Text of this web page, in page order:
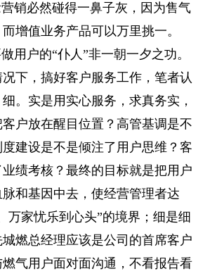
销必然碰得一鼻子灰，因为售气
增值业务产品可以万里挑一。
用户的“仆人”非一朝一夕之功。
下，搞好客户服务工作，笔者认
。实是用实心服务，求真务实，
户放在醒目位置？高管基调是不
建设是不是倾注了用户思维？客
绩考核？最终的目标就是把用户
和基因中去，使经营管理者达
万家忧乐到心头”的境界；细是细
燃总经理应该是公司的首席客户
气用户面对面沟通，不看报告看